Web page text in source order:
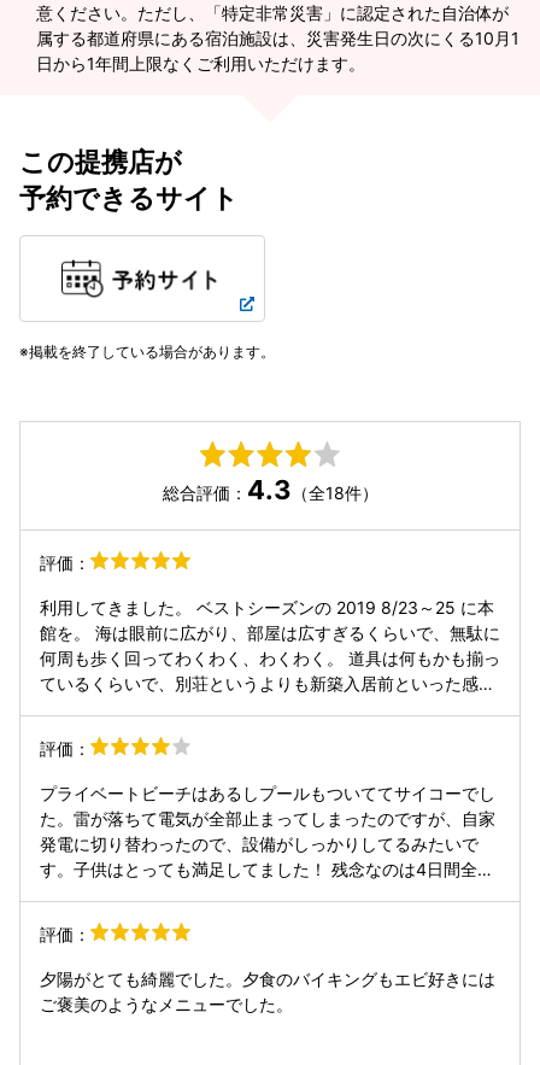
意ください。ただし、「特定非常災害」に認定された自治体が
属する都道府県にある宿泊施設は、災害発生日の次にくる10月1
日から1年間上限なくご利用いただけます。
この提携店が
予約できるサイト
掲載を終了している場合があります。
総合評価： 4.3 （全18件）
評価：
利用してきました。 ベストシーズンの 2019 8/23～25 に本
館を。 海は眼前に広がり、部屋は広すぎるくらいで、無駄に
何周も歩く回ってわくわく、わくわく。 道具は何もかも揃っ
ているくらいで、別荘というよりも新築入居前といった感じ
に直接入れる入口。かゆい所に手が届くねー。 もちろん家族
揃って利用させてもらいました。 やや高めな気もするけど、
それに見合う価値あり。 お勧めです。 (^^)/
評価：
プライベートビーチはあるしプールもついててサイコーでし
た。雷が落ちて電気が全部止まってしまったのですが、自家
発電に切り替わったので、設備がしっかりしてるみたいで
す。子供はとっても満足してました！ 残念なのは4日間全て
評価：
夕陽がとても綺麗でした。夕食のバイキングもエビ好きには
ご褒美のようなメニューでした。